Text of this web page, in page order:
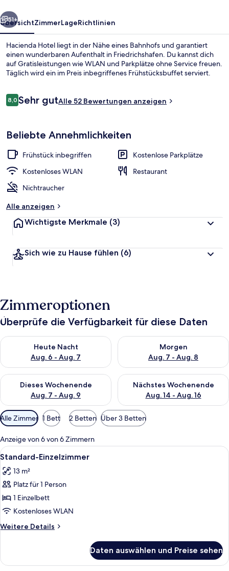
Tägliches inbegriffenes
Weiter
51+
ÜbersichtZimmerLageRichtlinien
Hacienda Hotel liegt in der Nähe eines Bahnhofs und garantiert
einen wunderbaren Aufenthalt in Friedrichshafen. Du kannst dich
auf Gratisleistungen wie WLAN und Parkplätze ohne Service freuen.
Täglich wird ein im Preis inbegriffenes Frühstücksbuffet serviert.
Bewertungen
8,08,0 von 10.
Sehr gutAlle 52 Bewertungen anzeigen
Beliebte Annehmlichkeiten
Frühstück inbegriffen
Kostenlose Parkplätze
Kostenloses WLAN
Restaurant
Nichtraucher
Alle anzeigen
Wichtigste Merkmale (3)
Sich wie zu Hause fühlen (6)
Zimmeroptionen
Überprüfe die Verfügbarkeit für diese Daten
Heute Nacht
Aug. 6 - Aug. 7
Überprüfe die Verfügbarkeit für heute Nacht, Aug. 6 - Aug. 7.
Morgen
Aug. 7 - Aug. 8
Überprüfe die Verfügbarkeit
Dieses Wochenende
Aug. 7 - Aug. 9
Überprüfe die Verfügbarkeit für dieses Wochenende, Aug. 7
Nächstes Wochenende
Aug. 14 - Aug. 16
Überprüfe die Verfügbarkeit
Verfügbare
Filter
für
Zimmer
Alle Zimmer 1 Bett 2 Betten Über 3 Betten
Anzeige von 6 von 6 Zimmern
Alle
Fotos
für
Standard-
Einzelzimmer
anzeigen
Standard-Einzelzimmer |
1
Standard-Einzelzimmer
13 m²
Platz für 1 Person
1 Einzelbett
Kostenloses WLAN
Weitere Details
Weitere
Einzelzimmer
Daten auswählen und Preise sehen